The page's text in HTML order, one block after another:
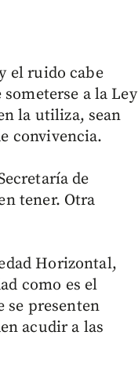
el ruido cabe
a la Ley
la utiliza, sean
convivencia.
de
tener. Otra
Horizontal,
como es el
se presenten
acudir a las